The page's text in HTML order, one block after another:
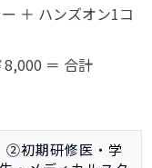
＋ ハンズオン1コ
＝ 合計
②初期研修医・学